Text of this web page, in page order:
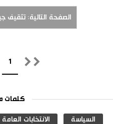
الصفحة التالية: تثقيف
1
كلمات
السياسة الانتخابات العامة